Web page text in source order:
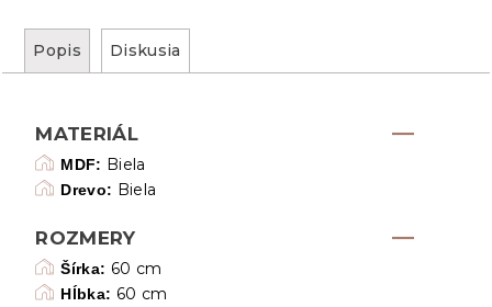
Popis Diskusia
MATERIÁL
MDF: Biela
Drevo: Biela
ROZMERY
Šírka: 60 cm
Hĺbka: 60 cm